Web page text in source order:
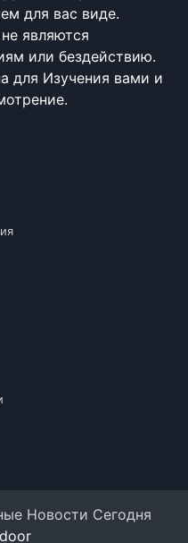
для вас виде.
являются
или бездействию.
для Изучения вами и
Новости Сегодня